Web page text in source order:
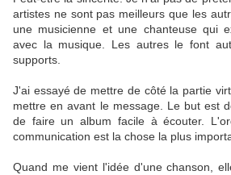
artistes ne sont pas meilleurs que les
une musicienne et une chanteuse qui
avec la musique. Les autres le font
supports.
J'ai essayé de mettre de côté la partie
mettre en avant le message. Le but est
de faire un album facile à écouter.
communication est la chose la plus
Quand me vient l'idée d'une chanson,